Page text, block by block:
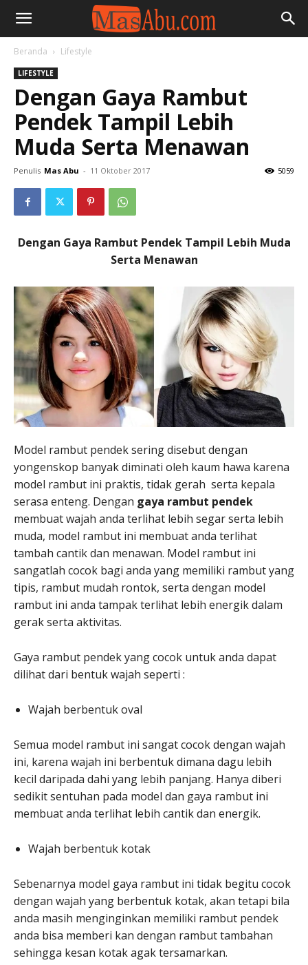
Beranda Lifestyle
LIFESTYLE
Dengan Gaya Rambut
Pendek Tampil Lebih
Muda Serta Menawan
Penulis Mas Abu - 11 Oktober 2017 5059
Dengan Gaya Rambut Pendek Tampil Lebih Muda
Serta Menawan
Model rambut pendek sering disebut dengan
yongenskop banyak diminati oleh kaum hawa karena
model rambut ini praktis, tidak gerah serta kepala
serasa enteng. Dengan gaya rambut pendek
membuat wajah anda terlihat lebih segar serta lebih
muda, model rambut ini membuat anda terlihat
tambah cantik dan menawan. Model rambut ini
sangatlah cocok bagi anda yang memiliki rambut yang
tipis, rambut mudah rontok, serta dengan model
rambut ini anda tampak terlihat lebih energik dalam
gerak serta aktivitas.
Gaya rambut pendek yang cocok untuk anda dapat
dilihat dari bentuk wajah seperti :
Wajah berbentuk oval
Semua model rambut ini sangat cocok dengan wajah
ini, karena wajah ini berbentuk dimana dagu lebih
kecil daripada dahi yang lebih panjang. Hanya diberi
sedikit sentuhan pada model dan gaya rambut ini
membuat anda terlihat lebih cantik dan energik.
Wajah berbentuk kotak
Sebenarnya model gaya rambut ini tidak begitu cocok
dengan wajah yang berbentuk kotak, akan tetapi bila
anda masih menginginkan memiliki rambut pendek
anda bisa memberi kan dengan rambut tambahan
sehingga kesan kotak agak tersamarkan.